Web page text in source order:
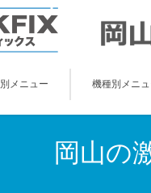
メニュー 機種別メニ
岡山の